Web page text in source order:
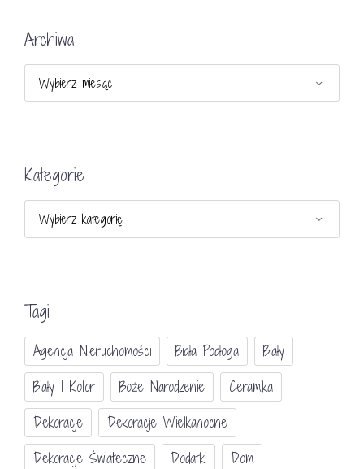
Archiwa
Kategorie
Tagi
Agencja Nieruchomości Biała Podłoga
Biały
Biały I Kolor
Boże Narodzenie
Ceramika
Dekoracje
Dekoracje Wielkanocne
Dekoracje Świateczne
Dodatki
Dom